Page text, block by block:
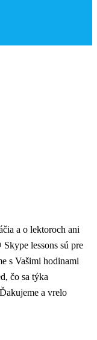
a o lektoroch ani
lessons sú pre
s Vašimi hodinami
čo sa týka
a vrelo